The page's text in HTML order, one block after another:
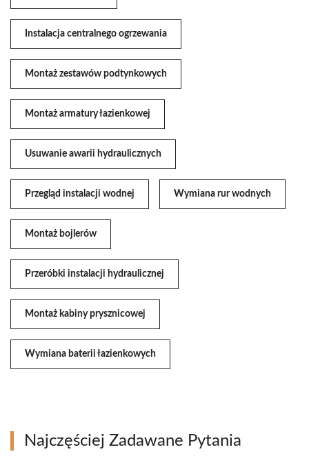
Instalacja centralnego ogrzewania
Montaż zestawów podtynkowych
Montaż armatury łazienkowej
Usuwanie awarii hydraulicznych
Przegląd instalacji wodnej Wymiana rur wodnych
Montaż bojlerów
Przeróbki instalacji hydraulicznej
Montaż kabiny prysznicowej
Wymiana baterii łazienkowych
Najczęściej Zadawane Pytania